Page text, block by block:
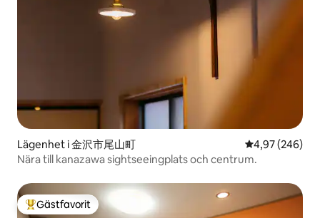
Lägenhet i 金沢市尾山町 4,97 av 5 i
4,97 (246)
Nära till kanazawa sightseeingplats och centrum.
Populär gästfavorit
Gästfavorit